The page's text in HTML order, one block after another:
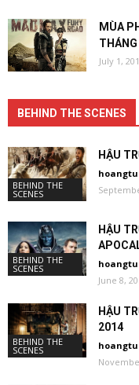
MÙA
July 1,
BEHIND THE SCENES
BEHIND THE
SCENES
HẬU
BEHIND THE
SCENES
HẬU
June 8,
BEHIND THE
SCENES
HẬU
2014